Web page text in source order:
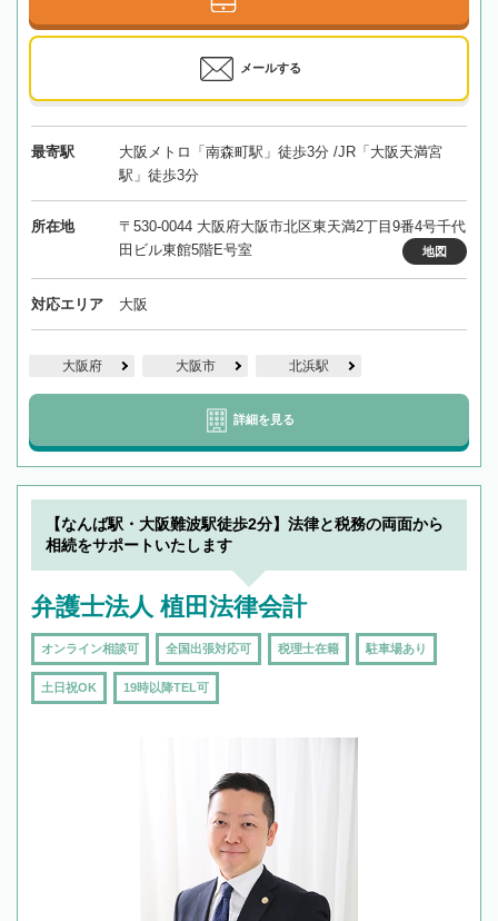
メールする
最寄駅
大阪メトロ「南森町駅」徒歩3分 /JR「大阪天満宮
駅」徒歩3分
所在地
〒530-0044 大阪府大阪市北区東天満2丁目9番4号千代
田ビル東館5階E号室
地図
対応エリア 大阪
大阪府 大阪市 北浜駅
詳細を見る
【なんば駅・大阪難波駅徒歩2分】法律と税務の両面から
相続をサポートいたします
弁護士法人 植田法律会計
オンライン相談可 全国出張対応可 税理士在籍 駐車場あり
土日祝OK 19時以降TEL可